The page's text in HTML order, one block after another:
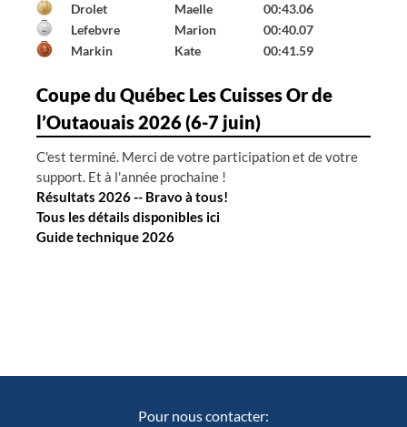
Declerck Émile
00:41.65
Hall
Gabriel
01:24.87
---
--- 99:99.00
Coupe du Québec Les Cuisses Or de
l’Outaouais 2026 (6-7 juin)
C'est terminé. Merci de votre participation et de votre
support. Et à l'année prochaine !
Résultats 2026 -- Bravo à tous!
Tous les détails disponibles ici
Guide technique 2026
Pour nous contacter: